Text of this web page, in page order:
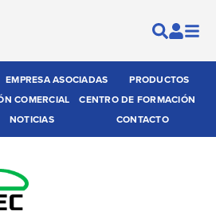
EMPRESA ASOCIADAS
PRODUCTOS
COMERCIAL
CENTRO DE FORMACIÓN
NOTICIAS CONTACTO